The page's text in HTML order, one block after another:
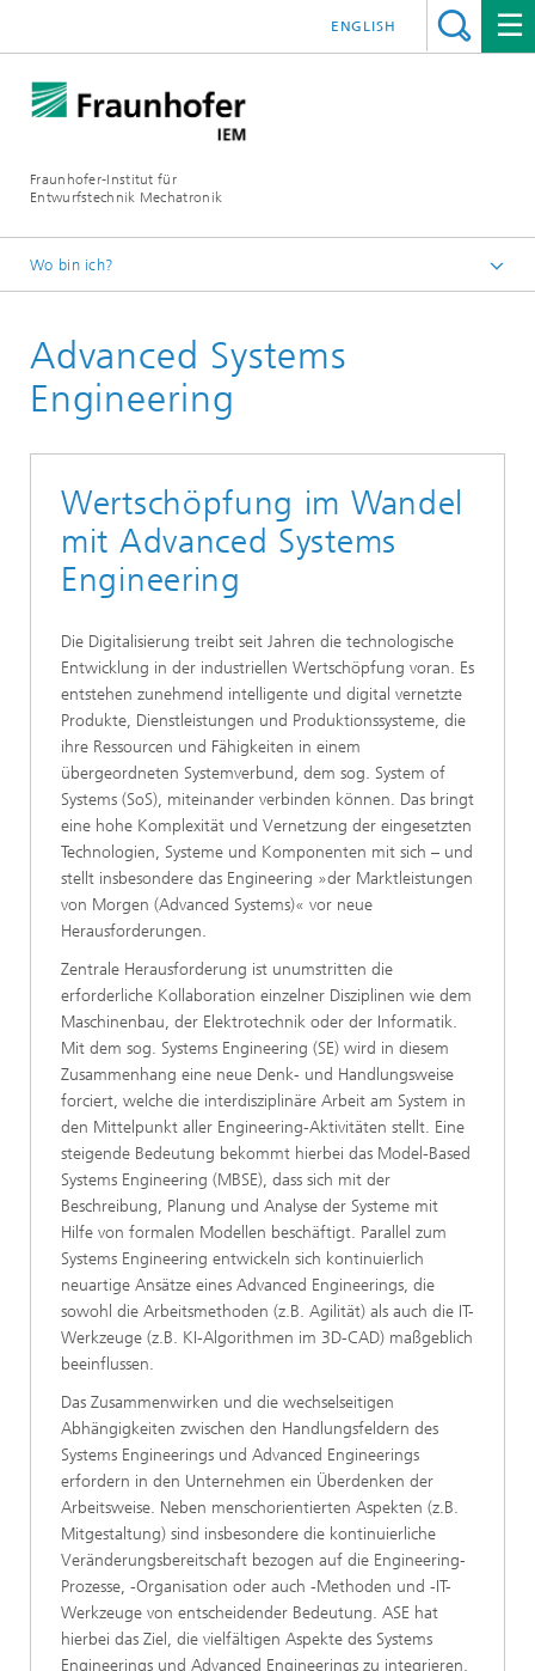
Fraunhofer-Institut für
Entwurfstechnik Mechatronik
ENGLISH
Wo bin ich?
Advanced Systems
Engineering
Wertschöpfung im Wandel
mit Advanced Systems
Engineering
Die Digitalisierung treibt seit Jahren die technologische
Entwicklung in der industriellen Wertschöpfung voran. Es
entstehen zunehmend intelligente und digital vernetzte
Produkte, Dienstleistungen und Produktionssysteme, die
ihre Ressourcen und Fähigkeiten in einem
übergeordneten Systemverbund, dem sog. System of
Systems (SoS), miteinander verbinden können. Das bringt
eine hohe Komplexität und Vernetzung der eingesetzten
Technologien, Systeme und Komponenten mit sich – und
stellt insbesondere das Engineering »der Marktleistungen
von Morgen (Advanced Systems)« vor neue
Herausforderungen.
Zentrale Herausforderung ist unumstritten die
erforderliche Kollaboration einzelner Disziplinen wie dem
Maschinenbau, der Elektrotechnik oder der Informatik.
Mit dem sog. Systems Engineering (SE) wird in diesem
Zusammenhang eine neue Denk- und Handlungsweise
forciert, welche die interdisziplinäre Arbeit am System in
den Mittelpunkt aller Engineering-Aktivitäten stellt. Eine
steigende Bedeutung bekommt hierbei das Model-Based
Systems Engineering (MBSE), dass sich mit der
Beschreibung, Planung und Analyse der Systeme mit
Hilfe von formalen Modellen beschäftigt. Parallel zum
Systems Engineering entwickeln sich kontinuierlich
neuartige Ansätze eines Advanced Engineerings, die
sowohl die Arbeitsmethoden (z.B. Agilität) als auch die IT-
Werkzeuge (z.B. KI-Algorithmen im 3D-CAD) maßgeblich
beeinflussen.
Das Zusammenwirken und die wechselseitigen
Abhängigkeiten zwischen den Handlungsfeldern des
Systems Engineerings und Advanced Engineerings
erfordern in den Unternehmen ein Überdenken der
Arbeitsweise. Neben menschorientierten Aspekten (z.B.
Mitgestaltung) sind insbesondere die kontinuierliche
Veränderungsbereitschaft bezogen auf die Engineering-
Prozesse, -Organisation oder auch -Methoden und -IT-
Werkzeuge von entscheidender Bedeutung. ASE hat
hierbei das Ziel, die vielfältigen Aspekte des Systems
Engineerings und Advanced Engineerings zu integrieren.